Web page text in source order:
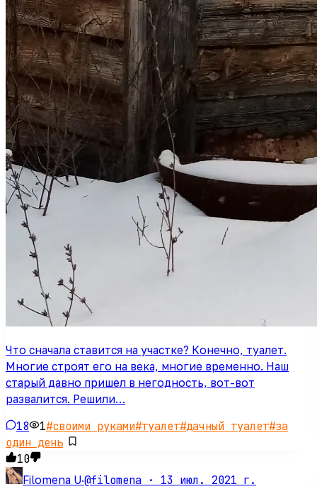
Что сначала ставится на участке? Конечно, туалет.
Многие строят его на века, многие временно. Наш
старый давно пришел в негодность, вот-вот
развалится. Решили…
18 1#своими руками#туалет#дачный туалет#за
один день
10
Filomena U·@filomena · 13 июл. 2021 г.